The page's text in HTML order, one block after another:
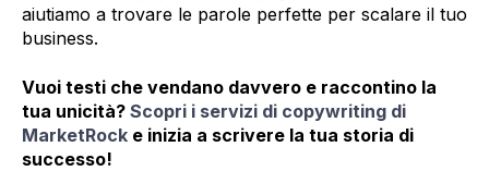
aiutiamo a trovare le parole perfette per scalare il tuo
business.
Vuoi testi che vendano davvero e raccontino la
tua unicità? Scopri i servizi di copywriting di
MarketRock e inizia a scrivere la tua storia di
successo!